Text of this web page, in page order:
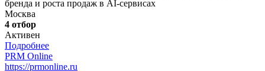
бренда и роста продаж в AI-сервисах
Москва
4 отбор
Активен
Подробнее
PRM Online
https://prmonline.ru